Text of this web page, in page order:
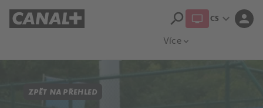
Více expand_more
search CS expand_more person
ZPĚT NA PŘEHLED